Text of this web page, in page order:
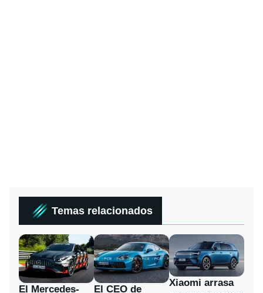
Temas relacionados
El Mercedes-
El CEO de
Xiaomi arrasa